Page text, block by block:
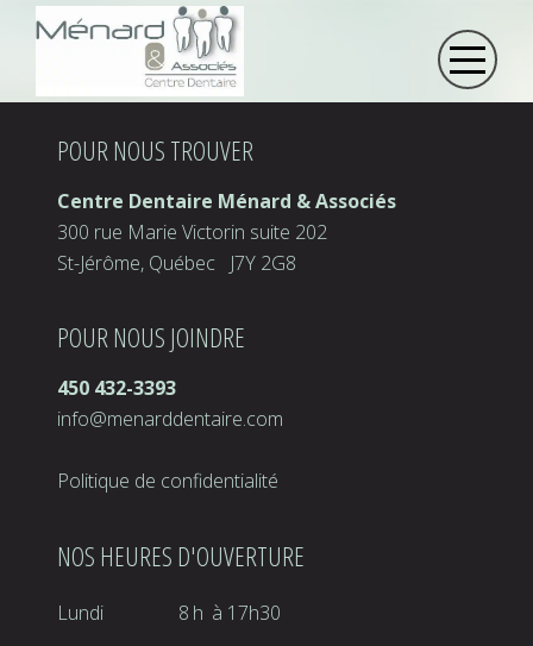
POUR NOUS TROUVER
Centre Dentaire Ménard & Associés
300 rue Marie Victorin suite 202
St-Jérôme, Québec J7Y 2G8
POUR NOUS JOINDRE
450 432-3393
info@menarddentaire.com
Politique de confidentialité
NOS HEURES D'OUVERTURE
Lundi 8h à 17h30